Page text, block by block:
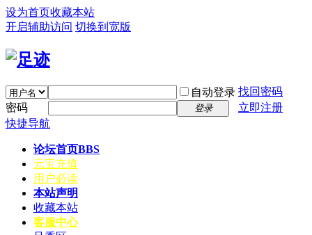
设为首页收藏本站
开启辅助访问 切换到宽版
自动登录 找回密码
密码
登录
立即注册
快捷导航
论坛首页BBS
元宝充值
用户必读
本站声明
收藏本站
客服中心